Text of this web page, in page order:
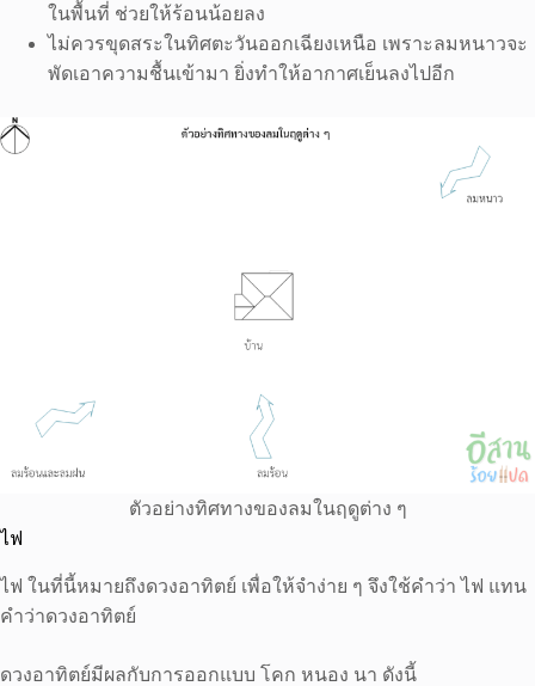
ในพื้นที่ ช่วยให้ร้อนน้อยลง
ไม่ควรขุดสระในทิศตะวันออกเฉียงเหนือ เพราะลมหนาวจะ
พัดเอาความชื้นเข้ามา ยิ่งทำให้อากาศเย็นลงไปอีก
ตัวอย่างทิศทางของลมในฤดูต่าง ๆ
ไฟ
ไฟ ในที่นี้หมายถึงดวงอาทิตย์ เพื่อให้จำง่าย ๆ จึงใช้คำว่า ไฟ แทน
คำว่าดวงอาทิตย์
ดวงอาทิตย์มีผลกับการออกแบบ โคก หนอง นา ดังนี้